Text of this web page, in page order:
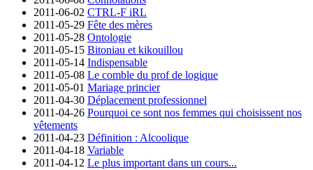
2011-06-02 CTRL-F iRL
2011-05-29 Fête des mères
2011-05-28 Ontologie
2011-05-15 Bitoniau et kikouillou
2011-05-14 Indispensable
2011-05-08 Le comble du prof de logique
2011-05-01 Mariage princier
2011-04-30 Déplacement professionnel
2011-04-26 Pourquoi ce sont nos femmes qui choisissent nos
vêtements
2011-04-23 Définition : Alcoolique
2011-04-18 Variable
2011-04-12 Le plus important dans un cours...